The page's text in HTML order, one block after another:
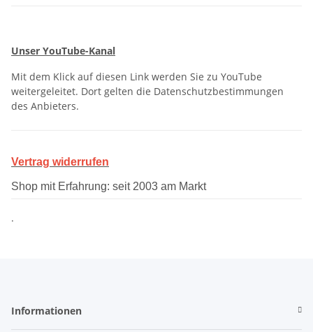
Unser YouTube-Kanal
Mit dem Klick auf diesen Link werden Sie zu YouTube
weitergeleitet. Dort gelten die Datenschutzbestimmungen
des Anbieters.
Vertrag widerrufen
Shop mit Erfahrung: seit 2003 am Markt
.
Informationen